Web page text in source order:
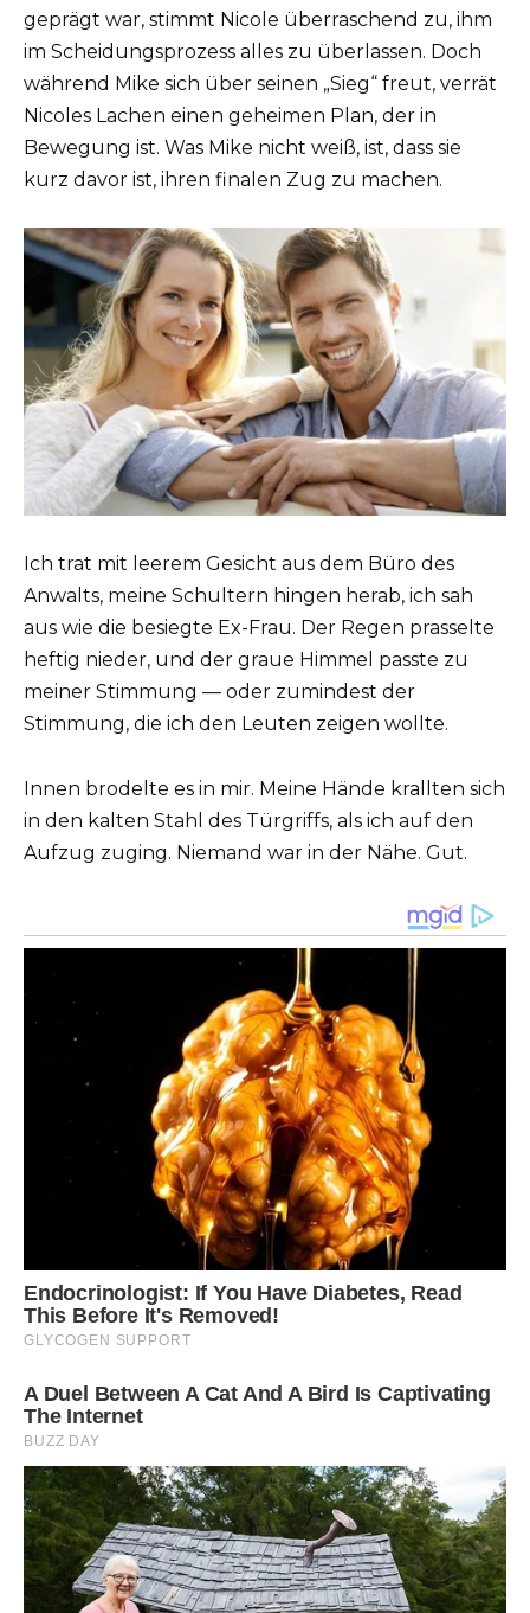
geprägt war, stimmt Nicole überraschend zu, ihm
im Scheidungsprozess alles zu überlassen. Doch
während Mike sich über seinen „Sieg“ freut, verrät
Nicoles Lachen einen geheimen Plan, der in
Bewegung ist. Was Mike nicht weiß, ist, dass sie
kurz davor ist, ihren finalen Zug zu machen.
Ich trat mit leerem Gesicht aus dem Büro des
Anwalts, meine Schultern hingen herab, ich sah
aus wie die besiegte Ex-Frau. Der Regen prasselte
heftig nieder, und der graue Himmel passte zu
meiner Stimmung — oder zumindest der
Stimmung, die ich den Leuten zeigen wollte.
Innen brodelte es in mir. Meine Hände krallten sich
in den kalten Stahl des Türgriffs, als ich auf den
Aufzug zuging. Niemand war in der Nähe. Gut.